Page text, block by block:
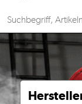
n
Mein
Account
Anmelden